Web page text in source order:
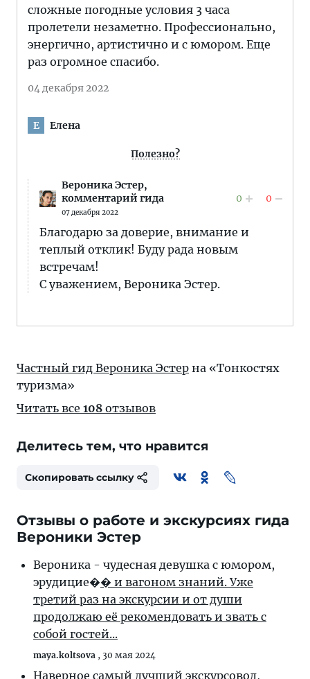
сложные погодные условия 3 часа
пролетели незаметно. Профессионально,
энергично, артистично и с юмором. Еще
раз огромное спасибо.
04 декабря 2022
Е Елена
Полезно?
Вероника Эстер,
комментарий гида
07 декабря 2022
0 0
Благодарю за доверие, внимание и
теплый отклик! Буду рада новым
встречам!
С уважением, Вероника Эстер.
Частный гид Вероника Эстер на «Тонкостях
туризма»
Читать все 108 отзывов
Делитесь тем, что нравится
Скопировать ссылку
Отзывы о работе и экскурсиях гида
Вероники Эстер
Вероника - чудесная девушка с юмором,
эрудицие�� и вагоном знаний. Уже
третий раз на экскурсии и от души
продолжаю её рекомендовать и звать с
собой гостей...
maya.koltsova , 30 мая 2024
Наверное самый лучший экскурсовод,